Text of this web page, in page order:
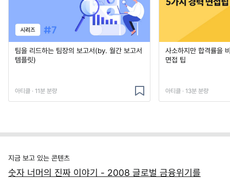
팀을 리드하는 팀장의 보고서(by. 월간 보고서
템플릿)
아티클 · 11분 분량
사소하지만 합격률을
면접 팁
아티클 · 13분 분량
지금 보고 있는 콘텐츠
숫자 너머의 진짜 이야기 - 2008 글로벌 금융위기를